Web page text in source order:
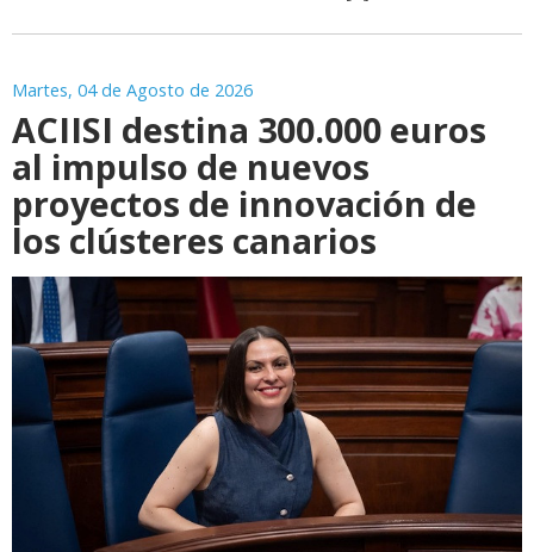
Martes, 04 de Agosto de 2026
ACIISI destina 300.000 euros
al impulso de nuevos
proyectos de innovación de
los clústeres canarios